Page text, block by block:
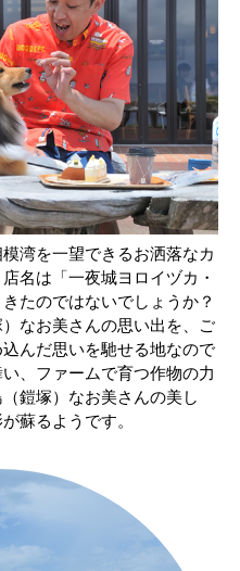
湾を一望できるお洒落なカ
名は「一夜城ヨロイヅカ・
たのではないでしょうか？
なお美さんの思い出を、ご
んだ思いを馳せる地なので
、ファームで育つ作物の力
鎧塚）なお美さんの美し
蘇るようです。